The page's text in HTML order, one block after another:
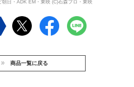
朝日・ADK EM・東映 (C)石森プロ・東映
商品一覧に戻る